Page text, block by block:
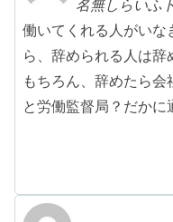
名無しらいふ
働いてくれる人がいな
ら、辞められる人は辞
もちろん、辞めたら
と労働監督局？だかに